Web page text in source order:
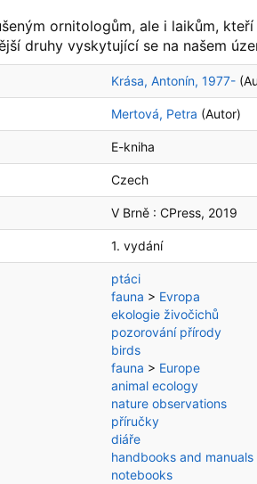
ornitologům, ale i laikům,
druhy vyskytující se na našem
Krása, Antonín, 1977-
Mertová, Petra (Autor)
E-kniha
Czech
V Brně : CPress, 2019
1. vydání
ptáci
fauna > Evropa
ekologie živočichů
pozorování přírody
birds
fauna > Europe
animal ecology
nature observations
příručky
diáře
handbooks and manuals
notebooks